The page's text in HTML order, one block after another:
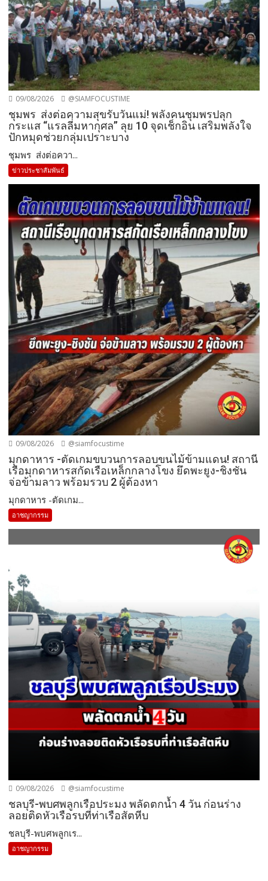
09/08/2026 @SIAMFOCUSTIME
ชุมพร ส่งต่อความสุขรับวันแม่! พลังคนชุมพรปลุก
กระแส “แรลลี่มหากุศล” ลุย 10 จุดเช็กอิน เสริมพลังใจ
ปักหมุดช่วยกลุ่มเปราะบาง
ชุมพร ส่งต่อควา...
ข่าวประชาสัมพันธ์
09/08/2026 @siamfocustime
มุกดาหาร -ตัดเกมขบวนการลอบขนไม้ข้ามแดน! สถานี
เรือมุกดาหารสกัดเรือเหล็กกลางโขง ยึดพะยูง-ชิงชัน
จ่อข้ามลาว พร้อมรวบ 2 ผู้ต้องหา
มุกดาหาร -ตัดเกม...
อาชญากรรม
09/08/2026 @siamfocustime
ชลบุรี-พบศพลูกเรือประมง พลัดตกน้ำ 4 วัน ก่อนร่าง
ลอยติดหัวเรือรบที่ท่าเรือสัตหีบ
ชลบุรี-พบศพลูกเร...
อาชญากรรม